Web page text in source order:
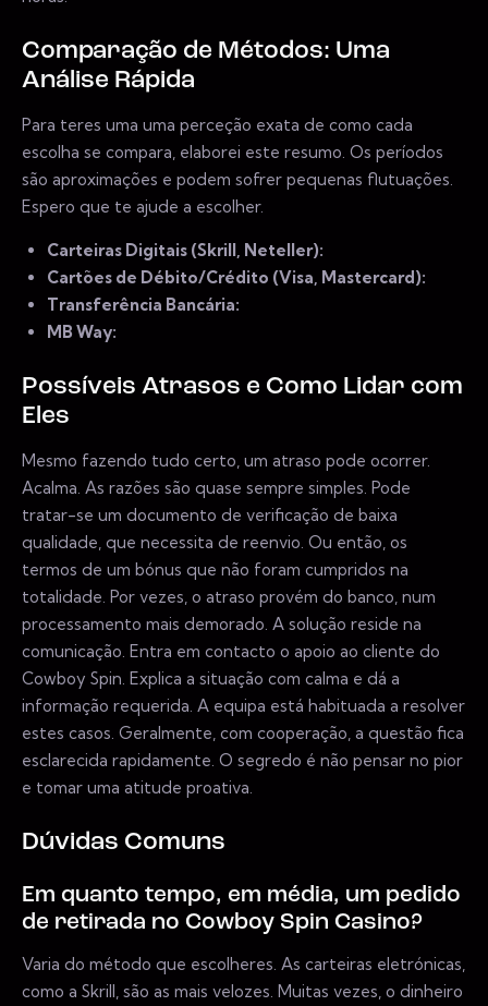
Comparação de Métodos: Uma
Análise Rápida
Para teres uma uma perceção exata de como cada
escolha se compara, elaborei este resumo. Os períodos
são aproximações e podem sofrer pequenas flutuações.
Espero que te ajude a escolher.
Carteiras Digitais (Skrill, Neteller):
Cartões de Débito/Crédito (Visa, Mastercard):
Transferência Bancária:
MB Way:
Possíveis Atrasos e Como Lidar com
Eles
Mesmo fazendo tudo certo, um atraso pode ocorrer.
Acalma. As razões são quase sempre simples. Pode
tratar-se um documento de verificação de baixa
qualidade, que necessita de reenvio. Ou então, os
termos de um bónus que não foram cumpridos na
totalidade. Por vezes, o atraso provém do banco, num
processamento mais demorado. A solução reside na
comunicação. Entra em contacto o apoio ao cliente do
Cowboy Spin. Explica a situação com calma e dá a
informação requerida. A equipa está habituada a resolver
estes casos. Geralmente, com cooperação, a questão fica
esclarecida rapidamente. O segredo é não pensar no pior
e tomar uma atitude proativa.
Dúvidas Comuns
Em quanto tempo, em média, um pedido
de retirada no Cowboy Spin Casino?
Varia do método que escolheres. As carteiras eletrónicas,
como a Skrill, são as mais velozes. Muitas vezes, o dinheiro